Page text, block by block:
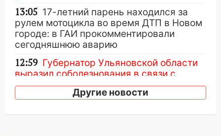
13:05 17-летний парень находился за
рулем мотоцикла во время ДТП в Новом
городе: в ГАИ прокомментировали
сегодняшнюю аварию
12:59 Губернатор Ульяновской области
выразил соболезнования в связи с
трагедией в Нижнекамске
12:53 Число погибших в Нижнекамске
Другие новости